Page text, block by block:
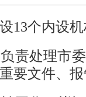
13个内设
负责处理市
要文件、